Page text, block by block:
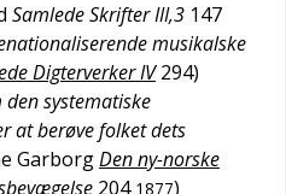
Samlede Skrifter III,3 147
musikalske
Digterverker IV 294)
systematiske
at berøve folket dets
GarborgDen ny-norske
204 1877)